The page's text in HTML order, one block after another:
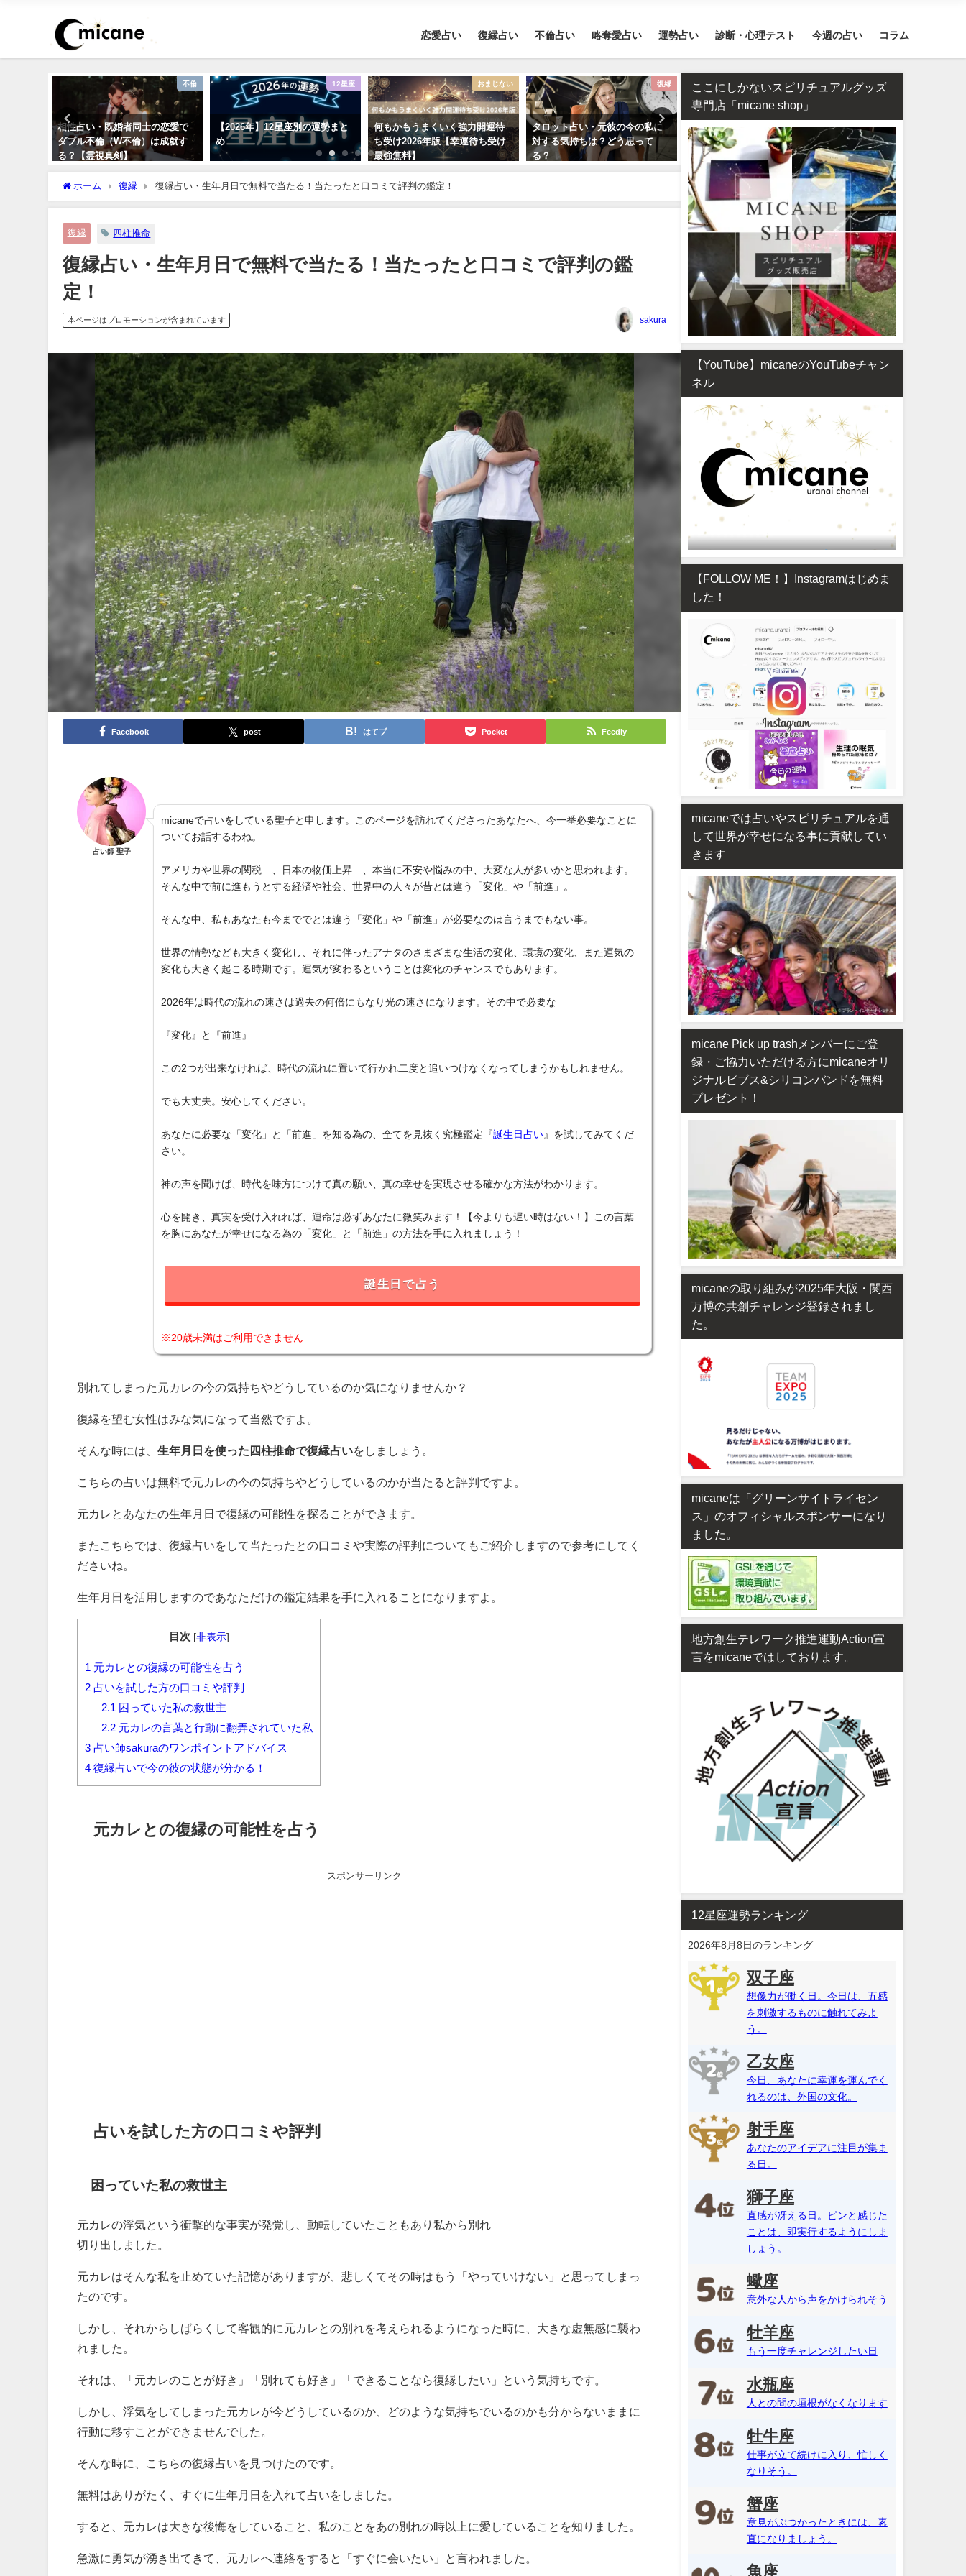
恋愛占い 復縁占い 不倫占い 略奪愛占い 運勢占い 診断・心理テスト 今週の占い コラム
不倫
相性占い・既婚者同士の恋愛で
ダブル不倫（W不倫）は成就す
る？【霊視真剣】
12星座
【2026年】12星座別の運勢まと
め
おまじない
何もかもうまくいく強力開運待
ち受け2026年版【幸運待ち受け
最強無料】
復縁
タロット占い・元彼の今の私に
対する気持ちは？どう思って
る？
相性占い・既婚者なのに片思
い…この恋愛は上手くいく？諦
めるべき？
2026年のラッキーパワース
ンはカーネリアン！恋愛・
運が急上昇する理由
ホーム 復縁 復縁占い・生年月日で無料で当たる！当たったと口コミで評判の鑑定！
復縁 四柱推命
復縁占い・生年月日で無料で当たる！当たったと口コミで評判の鑑
定！
本ページはプロモーションが含まれています sakura
Facebook post はてブ Pocket Feedly
占い師 聖子
micaneで占いをしている聖子と申します。このページを訪れてくださったあなたへ、今一番必要なことに
ついてお話するわね。
アメリカや世界の関税…、日本の物価上昇…、本当に不安や悩みの中、大変な人が多いかと思われます。
そんな中で前に進もうとする経済や社会、世界中の人々が昔とは違う「変化」や「前進」。
そんな中、私もあなたも今まででとは違う「変化」や「前進」が必要なのは言うまでもない事。
世界の情勢なども大きく変化し、それに伴ったアナタのさまざまな生活の変化、環境の変化、また運気の
変化も大きく起こる時期です。運気が変わるということは変化のチャンスでもあります。
2026年は時代の流れの速さは過去の何倍にもなり光の速さになります。その中で必要な
『変化』と『前進』
この2つが出来なければ、時代の流れに置いて行かれ二度と追いつけなくなってしまうかもしれません。
でも大丈夫。安心してください。
あなたに必要な「変化」と「前進」を知る為の、全てを見抜く究極鑑定『誕生日占い 』を試してみてくだ
さい。
神の声を聞けば、時代を味方につけて真の願い、真の幸せを実現させる確かな方法がわかります。
心を開き、真実を受け入れれば、運命は必ずあなたに微笑みます！【今よりも遅い時はない！】この言葉
を胸にあなたが幸せになる為の「変化」と「前進」の方法を手に入れましょう！
誕生日で占う
※20歳未満はご利用できません
別れてしまった元カレの今の気持ちやどうしているのか気になりませんか？
復縁を望む女性はみな気になって当然ですよ。
そんな時には、生年月日を使った四柱推命で復縁占いをしましょう。
こちらの占いは無料で元カレの今の気持ちやどうしているのかが当たると評判ですよ。
元カレとあなたの生年月日で復縁の可能性を探ることができます。
またこちらでは、復縁占いをして当たったとの口コミや実際の評判についてもご紹介しますので参考にしてく
ださいね。
生年月日を活用しますのであなただけの鑑定結果を手に入れることになりますよ。
目次 [非表示]
1 元カレとの復縁の可能性を占う
2 占いを試した方の口コミや評判
2.1
困っていた私の救世主
2.2 元カレの言葉と行動に翻弄されていた私
3 占い師sakuraのワンポイントアドバイス
4 復縁占いで今の彼の状態が分かる！
元カレとの復縁の可能性を占う
スポンサーリンク
占いを試した方の口コミや評判
困っていた私の救世主
元カレの浮気という衝撃的な事実が発覚し、動転していたこともあり私から別れ
切り出しました。
元カレはそんな私を止めていた記憶がありますが、悲しくてその時はもう「やっていけない」と思ってしまっ
たのです。
しかし、それからしばらくして客観的に元カレとの別れを考えられるようになった時に、大きな虚無感に襲わ
れました。
それは、「元カレのことが好き」「別れても好き」「できることなら復縁したい」という気持ちです。
しかし、浮気をしてしまった元カレが今どうしているのか、どのような気持ちでいるのかも分からないままに
行動に移すことができませんでした。
そんな時に、こちらの復縁占いを見つけたのです。
無料はありがたく、すぐに生年月日を入れて占いをしました。
すると、元カレは大きな後悔をしていること、私のことをあの別れの時以上に愛していることを知りました。
急激に勇気が湧き出てきて、元カレへ連絡をすると「すぐに会いたい」と言われました。
ここにしかないスピリチュアルグッズ
専門店「micane shop」
【YouTube】micaneのYouTubeチャン
ネル
【FOLLOW ME！】Instagramはじめま
した！
micaneでは占いやスピリチュアルを通
して世界が幸せになる事に貢献してい
きます
micane Pick up trashメンバーにご登
録・ご協力いただける方にmicaneオリ
ジナルビブス&シリコンバンドを無料
プレゼント！
micaneの取り組みが2025年大阪・関西
万博の共創チャレンジ登録されまし
た。
micaneは「グリーンサイトライセン
ス」のオフィシャルスポンサーになり
ました。
地方創生テレワーク推進運動Action宣
言をmicaneではしております。
12星座運勢ランキング
2026年8月8日のランキング
双子座
想像力が働く日。今日は、五感
を刺激するものに触れてみよ
う。
乙女座
今日、あなたに幸運を運んでく
れるのは、外国の文化。
射手座
あなたのアイデアに注目が集ま
る日。
獅子座
直感が冴える日。ピンと感じた
ことは、即実行するようにしま
しょう。
蠍座
意外な人から声をかけられそう
牡羊座
もう一度チャレンジしたい日
水瓶座
人との間の垣根がなくなります
牡牛座
仕事が立て続けに入り、忙しく
なりそう。
蟹座
意見がぶつかったときには、素
直になりましょう。
魚座